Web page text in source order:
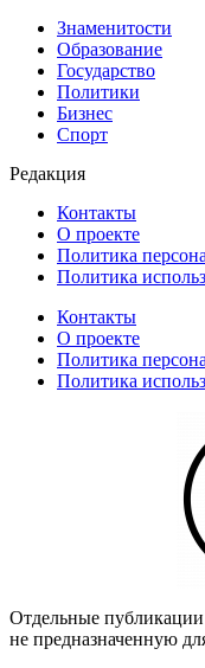
Знаменитости
Образование
Государство
Политики
Бизнес
Спорт
Редакция
Контакты
О проекте
Политика
Политика
Контакты
О проекте
Политика
Политика
Отдельные
не предназначенную